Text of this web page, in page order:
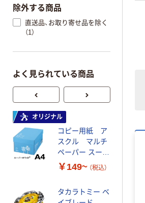
除外する商品
直送品、お取り寄せ品を除く
（1）
よく見られている商品
オリジナル
コピー用紙 ア
スクル マルチ
ペーパー スーパ
ーホワイト+
￥149~ （税込）
タカラトミー ベ